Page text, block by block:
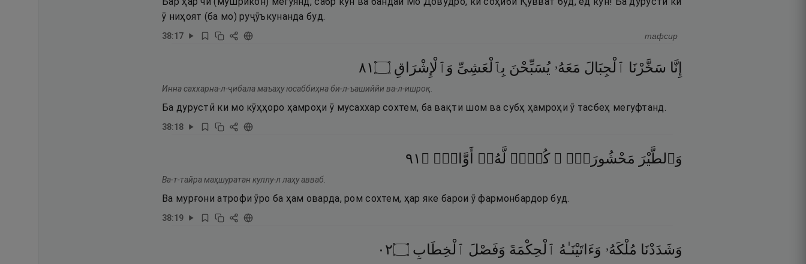
ӯ ниҳоят (ба мо) руҷӯъкунанда буд.
38:17 тафсир
إِنَّا سَخَّرْنَا ٱلْجِبَالَ مَعَهُۥ يُسَبِّحْنَ بِٱلْعَشِىِّ وَٱلْإِشْرَاقِ ۝١٨
Инна саххарна-л-ҷибала маъаҳу юсаббиҳна би-л-ъашиййи ва-л-ишроқ.
Ба дурустӣ ки мо кӯҳҳоро ҳамроҳи ӯ мусаххар сохтем, ба вақти шом ва субҳ ҳамроҳи ӯ тасбеҳ мегуфтанд.
38:18
وَٱلطَّيْرَ مَحْشُورَةًۭ ۖ كُلٌّۭ لَّهُۥٓ أَوَّابٌۭ ۝ ١٩
Ва-т-тайра маҳшуратан куллу-л лаҳу авваб.
Ва мурғони атрофи ӯро ба ҳам оварда, ром сохтем, ҳар яке барои ӯ фармонбардор буд.
38:19
وَشَدَدْنَا مُلْكَهُۥ وَءَاتَيْنَـٰهُ ٱلْحِكْمَةَ وَفَصْلَ ٱلْخِطَابِ ۝٢٠